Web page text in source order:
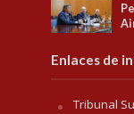
Enlaces de
Tribunal